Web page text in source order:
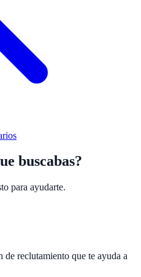
buscabas?
para ayudarte.
reclutamiento que te ayuda a